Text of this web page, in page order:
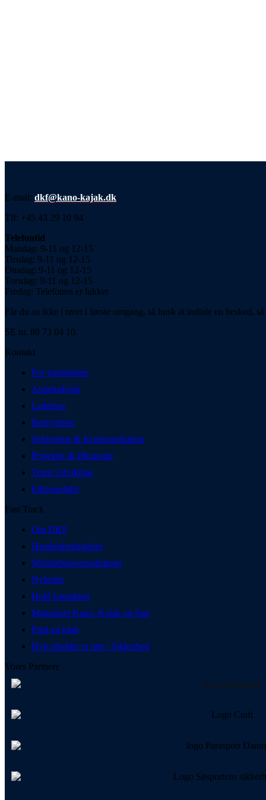
E-mail: dkf@kano-kajak.dk
Tlf: +45 43 29 10 94
Telefontid
Mandag: 9-11 og 12-15
Tirsdag: 9-11 og 12-15
Onsdag: 9-11 og 12-15
Torsdag: 9-11 og 12-15
Fredag: Telefonen er lukket
Får du os ikke i røret i første omgang, så husk at indtale en besked,
SE nr. 88 73 04 10.
Kontakt
For journalister
Appeludvalg
Ledelsen
Bestyrelsen
Sekretariat & Kommunikation
Projekter & Økonomi
Team Udvikling
Eliteområdet
Fast Track
Om DKF
Handelsbetingelser
Whistleblowerordninger
Nyheder
Hold kontakten
Magasinet Kano, Kajak og Sup
Find en klub
Hvis uheldet er ude / Sikkerhed
Vores Partnere